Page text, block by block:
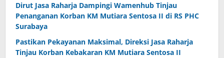
Dirut Jasa Raharja Dampingi Wamenhub Tinjau
Penanganan Korban KM Mutiara Sentosa II di RS PHC
Surabaya
Pastikan Pekayanan Maksimal, Direksi Jasa Raharja
Tinjau Korban Kebakaran KM Mutiara Sentosa II